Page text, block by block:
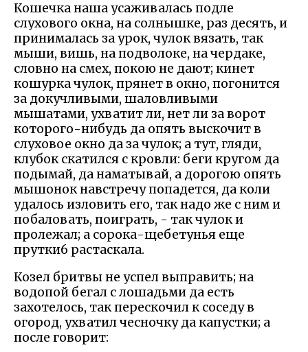
Кошечка наша усаживалась подле
слухового окна, на солнышке, раз десять, и
принималась за урок, чулок вязать, так
мыши, вишь, на подволоке, на чердаке,
словно на смех, покою не дают; кинет
кошурка чулок, прянет в окно, погонится
за докучливыми, шаловливыми
мышатами, ухватит ли, нет ли за ворот
которого-нибудь да опять выскочит в
слуховое окно да за чулок; а тут, гляди,
клубок скатился с кровли: беги кругом да
подымай, да наматывай, а дорогою опять
мышонок навстречу попадется, да коли
удалось изловить его, так надо же с ним и
побаловать, поиграть, - так чулок и
пролежал; а сорока-щебетунья еще
прутки6 растаскала.
Козел бритвы не успел выправить; на
водопой бегал с лошадьми да есть
захотелось, так перескочил к соседу в
огород, ухватил чесночку да капустки; а
после говорит: